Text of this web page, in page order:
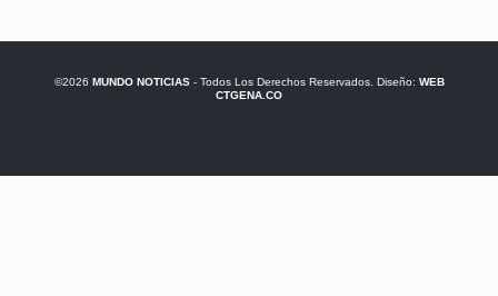
©2026 MUNDO NOTICIAS- Todos Los Derechos Reservados. Diseño: WEB
CTGENA.CO